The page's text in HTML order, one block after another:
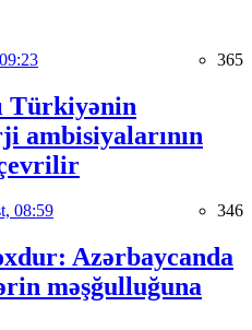
365
Türkiyənin
ambisiyalarının
çevrilir
08:59 346
Azərbaycanda
məşğulluğuna